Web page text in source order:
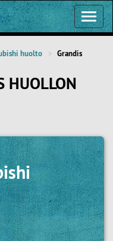
huolto Grandis
HUOLLON